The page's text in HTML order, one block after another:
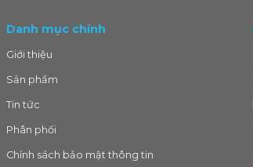
Danh mục chính
Giới thiệu
Sản phẩm
Tin tức
Phân phối
Chính sách bảo mật thông tin